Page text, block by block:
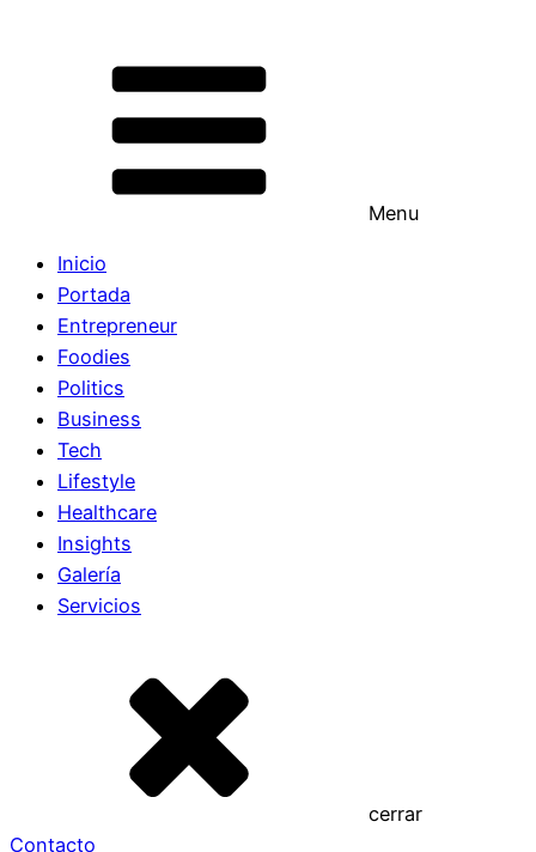
Menu
Inicio
Portada
Entrepreneur
Foodies
Politics
Business
Tech
Lifestyle
Healthcare
Insights
Galería
Servicios
cerrar
Contacto